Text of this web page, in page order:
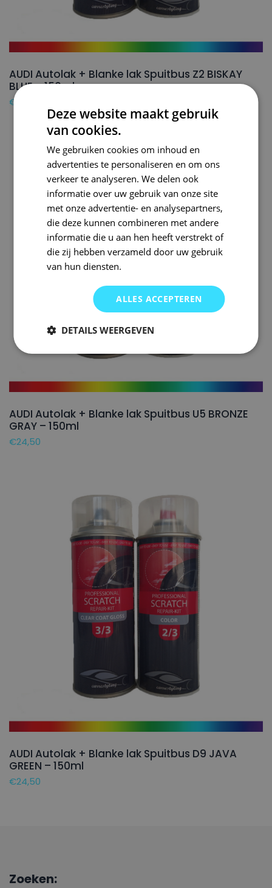
AUDI Autolak + Blanke lak Spuitbus Z2 BISKAY
BLUE – 150ml
€
AUDI Autolak + Blanke lak Spuitbus U5 BRONZE
GRAY – 150ml
€24,50
AUDI Autolak + Blanke lak Spuitbus D9 JAVA
GREEN – 150ml
€24,50
Zoeken:
Deze website maakt gebruik
van cookies.
We gebruiken cookies om inhoud en
advertenties te personaliseren en om ons
verkeer te analyseren. We delen ook
informatie over uw gebruik van onze site
met onze advertentie- en analysepartners,
die deze kunnen combineren met andere
informatie die u aan hen heeft verstrekt of
die zij hebben verzameld door uw gebruik
van hun diensten.
ALLES ACCEPTEREN
DETAILS WEERGEVEN